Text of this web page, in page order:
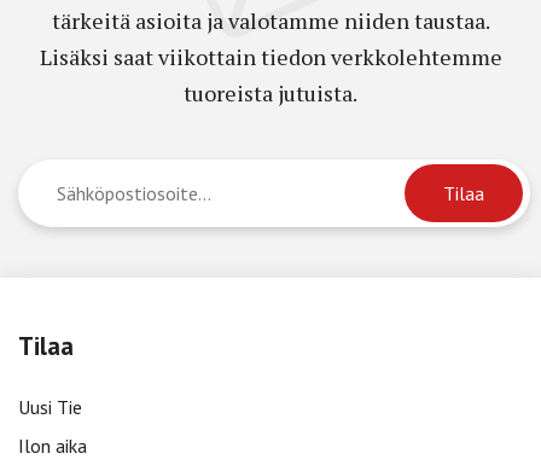
tärkeitä asioita ja valotamme niiden taustaa.
Lisäksi saat viikottain tiedon verkkolehtemme
tuoreista jutuista.
Tilaa
Uusi Tie
Ilon aika